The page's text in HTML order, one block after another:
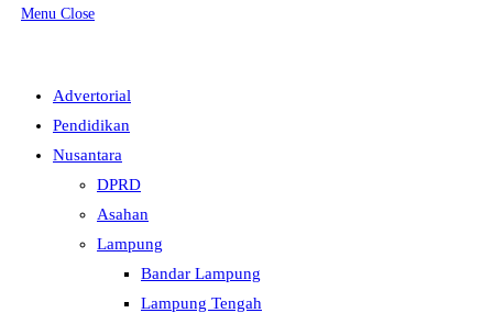
Menu Close
Advertorial
Pendidikan
Nusantara
DPRD
Asahan
Lampung
Bandar Lampung
Lampung Tengah